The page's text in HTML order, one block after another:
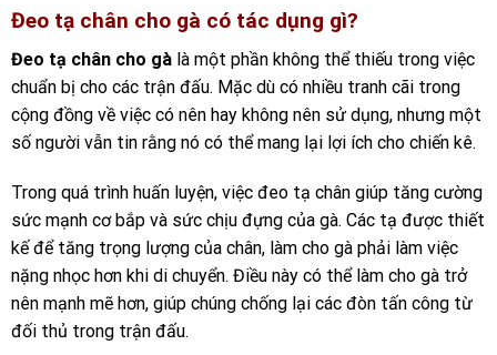
Đeo tạ chân cho gà có tác dụng gì?
Đeo tạ chân cho gà là một phần không thể thiếu trong việc
chuẩn bị cho các trận đấu. Mặc dù có nhiều tranh cãi trong
cộng đồng về việc có nên hay không nên sử dụng, nhưng một
số người vẫn tin rằng nó có thể mang lại lợi ích cho chiến kê.
Trong quá trình huấn luyện, việc đeo tạ chân giúp tăng cường
sức mạnh cơ bắp và sức chịu đựng của gà. Các tạ được thiết
kế để tăng trọng lượng của chân, làm cho gà phải làm việc
nặng nhọc hơn khi di chuyển. Điều này có thể làm cho gà trở
nên mạnh mẽ hơn, giúp chúng chống lại các đòn tấn công từ
đối thủ trong trận đấu.